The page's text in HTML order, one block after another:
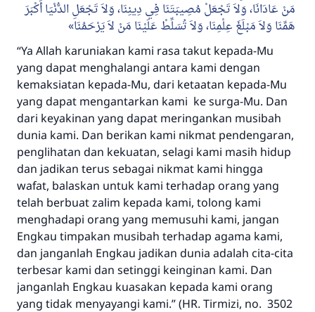
مَنْ عَادَانَا، وَلاَ تَجْعَلْ مُصِيبَتَنَا فِي دِينِنَا، وَلاَ تَجْعَلِ الدُّنْيَا أَكْبَرَ
هَمِّنَا وَلاَ مَبْلَغَ عِلْمِنَا، وَلاَ تُسَلِّطْ عَلَيْنَا مَنْ لاَ يَرْحَمُنَا
“Ya Allah karuniakan kami rasa takut kepada-Mu
yang dapat menghalangi antara kami dengan
kemaksiatan kepada-Mu, dari ketaatan kepada-Mu
yang dapat mengantarkan kami ke surga-Mu. Dan
dari keyakinan yang dapat meringankan musibah
dunia kami. Dan berikan kami nikmat pendengaran,
penglihatan dan kekuatan, selagi kami masih hidup
dan jadikan terus sebagai nikmat kami hingga
wafat, balaskan untuk kami terhadap orang yang
telah berbuat zalim kepada kami, tolong kami
menghadapi orang yang memusuhi kami, jangan
Engkau timpakan musibah terhadap agama kami,
dan janganlah Engkau jadikan dunia adalah cita-cita
terbesar kami dan setinggi keinginan kami. Dan
janganlah Engkau kuasakan kepada kami orang
yang tidak menyayangi kami.” (HR. Tirmizi, no. 3502